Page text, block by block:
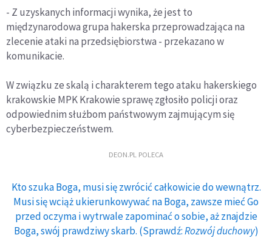
- Z uzyskanych informacji wynika, że jest to
międzynarodowa grupa hakerska przeprowadzająca na
zlecenie ataki na przedsiębiorstwa - przekazano w
komunikacie.
W związku ze skalą i charakterem tego ataku hakerskiego
krakowskie MPK Krakowie sprawę zgłosiło policji oraz
odpowiednim służbom państwowym zajmującym się
cyberbezpieczeństwem.
DEON.PL POLECA
Kto szuka Boga, musi się zwrócić całkowicie do wewnątrz.
Musi się wciąż ukierunkowywać na Boga, zawsze mieć Go
przed oczyma i wytrwale zapominać o sobie, aż znajdzie
Boga, swój prawdziwy skarb. (Sprawdź:Rozwój duchowy)